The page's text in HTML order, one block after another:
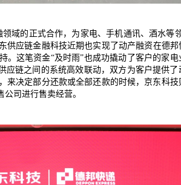
域的正式合作，为家电、手机通讯、酒水等
供应链金融科技近期也实现了动产融资在德
。这笔资金“及时雨”也成功撬动了客户的家
应链之间的系统高效联动，双方为客户提供了
来决定部分还款或全部还款的时候，京东科技
司进行售卖经营。